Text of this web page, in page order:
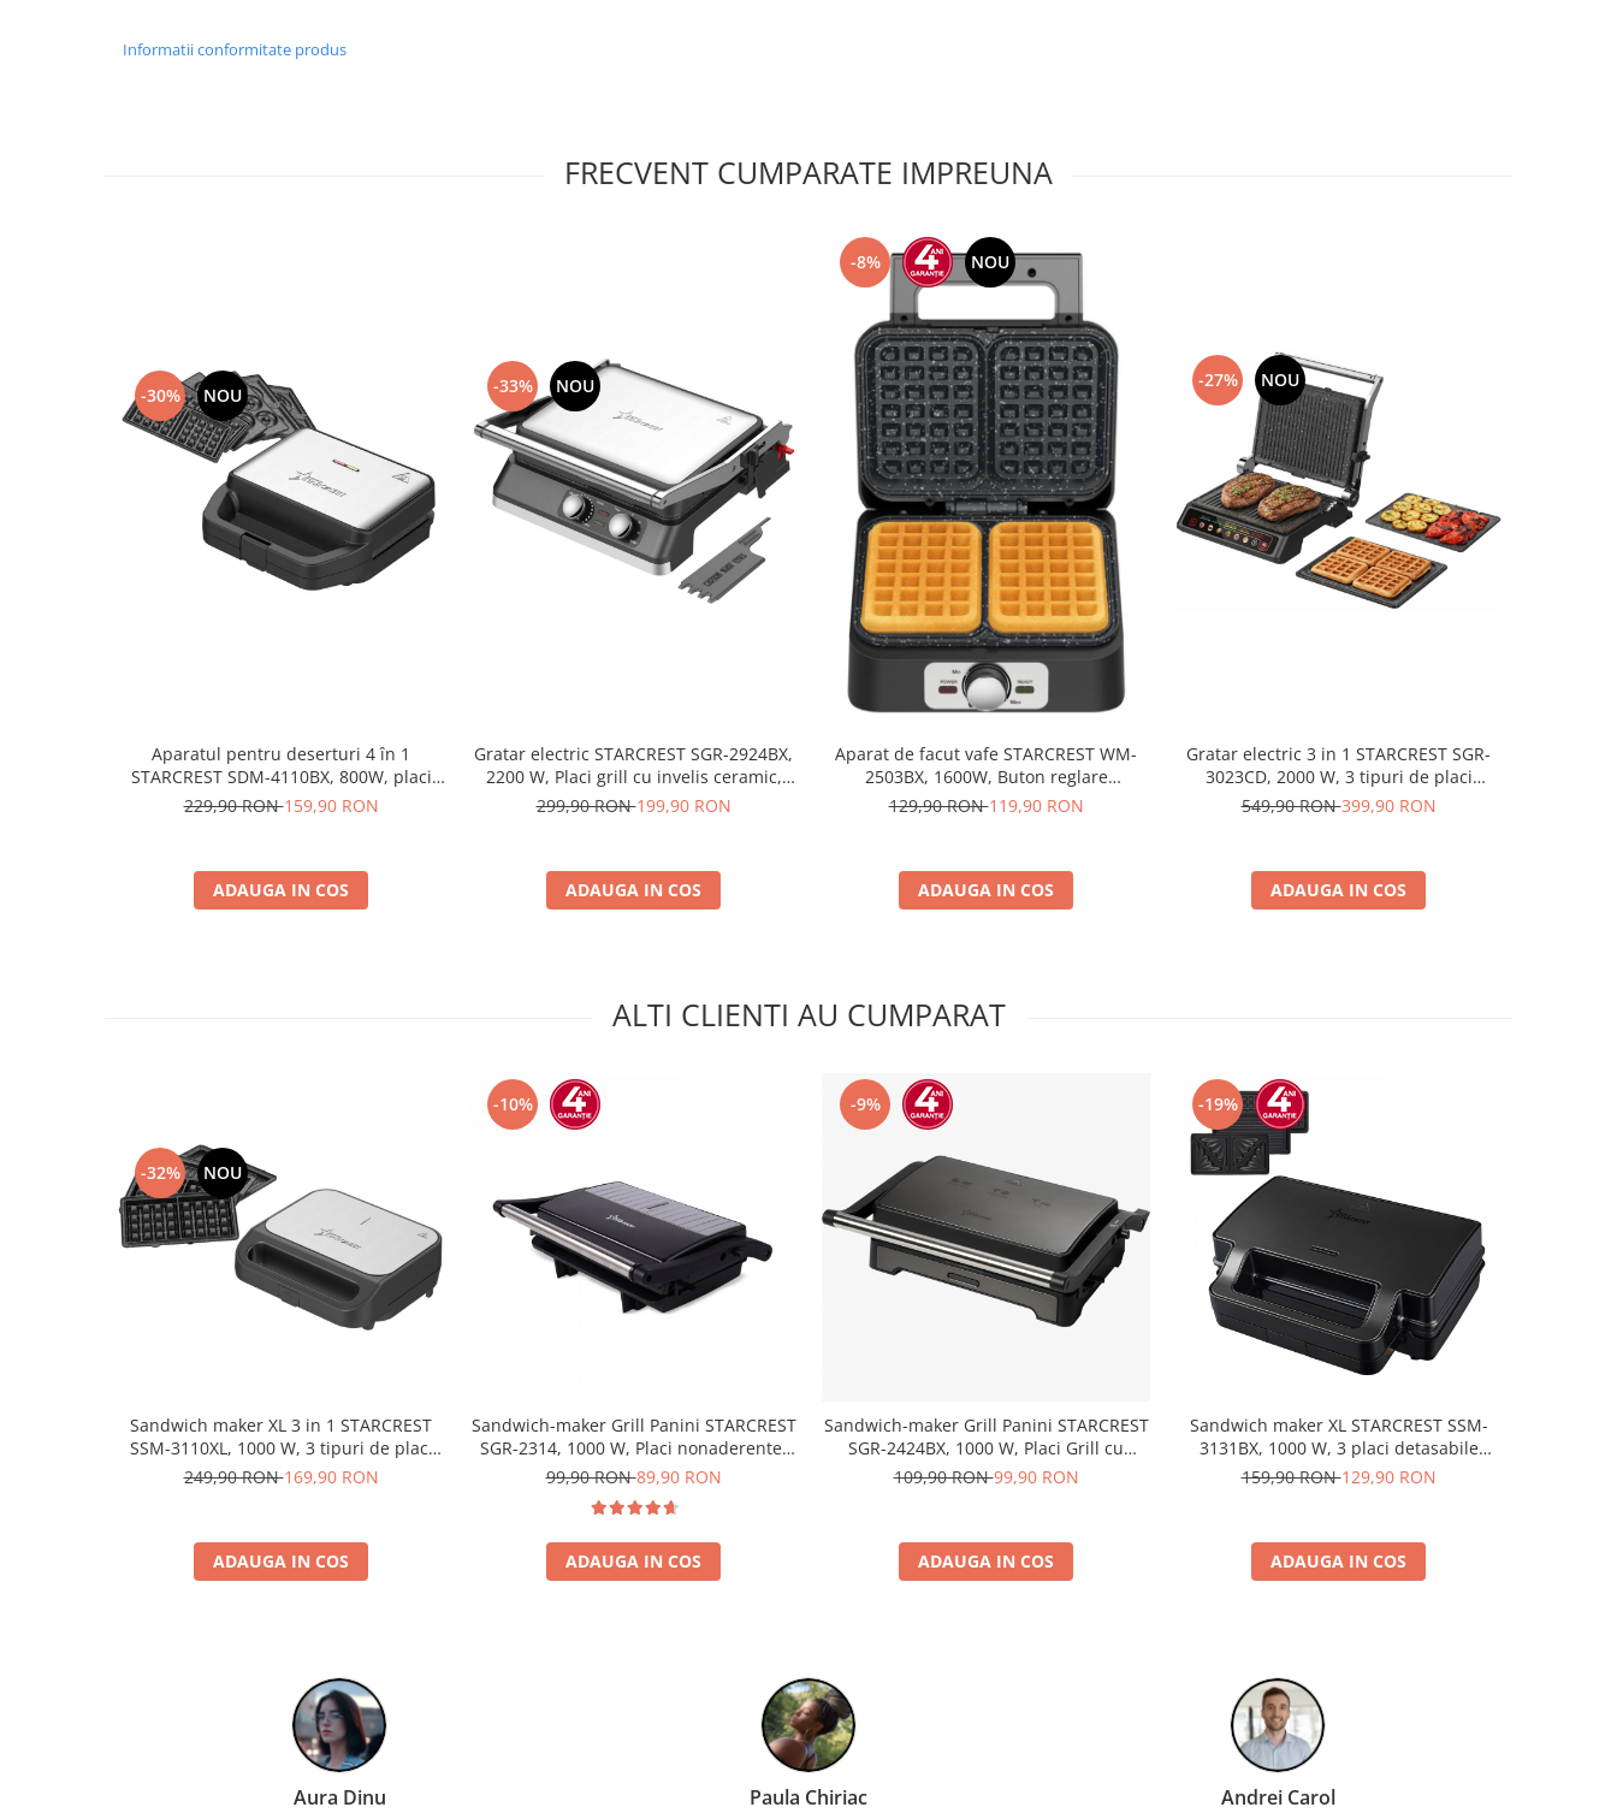
Informatii conformitate produs
FRECVENT CUMPARATE IMPREUNA
-30% NOU
Aparatul pentru deserturi 4 în 1
STARCREST SDM-4110BX, 800W, placi
detasabile cu invelis ceramic pentru
229,90 RON159,90 RON
ADAUGA IN COS
-33% NOU
Gratar electric STARCREST SGR-2924BX,
2200 W, Placi grill cu invelis ceramic,
Termostat reglabil, Timer, Deschidere la
299,90 RON199,90 RON
ADAUGA IN COS
-8% NOU
Aparat de facut vafe STARCREST WM-
2503BX, 1600W, Buton reglare
temperatura, Placi cu invelis ceramic,
129,90 RON119,90 RON
ADAUGA IN COS
-27% NOU
Gratar electric 3 in 1 STARCREST SGR-
3023CD, 2000 W, 3 tipuri de placi
detasabile cu invelis ceramic, Control
curatare
549,90 RON399,90 RON
ADAUGA IN COS
ALTI CLIENTI AU CUMPARAT
-32% NOU
Sandwich maker XL 3 in 1 STARCREST
SSM-3110XL, 1000 W, 3 tipuri de placi
detasabile cu invelis ceramic: grill /
249,90 RON169,90 RON
ADAUGA IN COS
-10%
Sandwich-maker Grill Panini STARCREST
SGR-2314, 1000 W, Placi nonaderente,
Deschidere 180°, Suprafata de gatire 23
99,90 RON89,90 RON
ADAUGA IN COS
-9%
Sandwich-maker Grill Panini STARCREST
SGR-2424BX, 1000 W, Placi Grill cu
Invelis Ceramic, Deschidere 180°,
109,90 RON99,90 RON
ADAUGA IN COS
-19%
Sandwich maker XL STARCREST SSM-
3131BX, 1000 W, 3 placi detasabile
antiadezive: sandwich, waffle si grill,
159,90 RON129,90 RON
ADAUGA IN COS
Paula Chiriac Andrei Carol Ion - Alexandru Mandreanu